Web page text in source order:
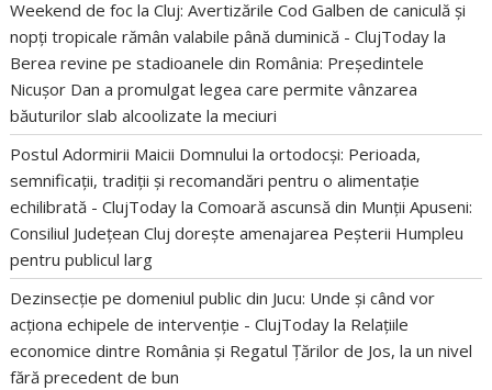
Weekend de foc la Cluj: Avertizările Cod Galben de caniculă și
nopți tropicale rămân valabile până duminică - ClujToday la
Berea revine pe stadioanele din România: Președintele
Nicușor Dan a promulgat legea care permite vânzarea
băuturilor slab alcoolizate la meciuri
Postul Adormirii Maicii Domnului la ortodocși: Perioada,
semnificații, tradiții și recomandări pentru o alimentație
echilibrată - ClujToday laComoară ascunsă din Munții Apuseni:
Consiliul Județean Cluj dorește amenajarea Peșterii Humpleu
pentru publicul larg
Dezinsecție pe domeniul public din Jucu: Unde și când vor
acționa echipele de intervenție - ClujToday la Relațiile
economice dintre România și Regatul Țărilor de Jos, la un nivel
fără precedent de bun